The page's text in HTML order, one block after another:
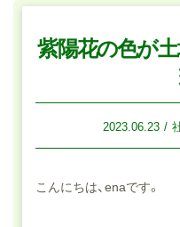
紫陽花の色が
2023.06.23
こんにちは、enaです。